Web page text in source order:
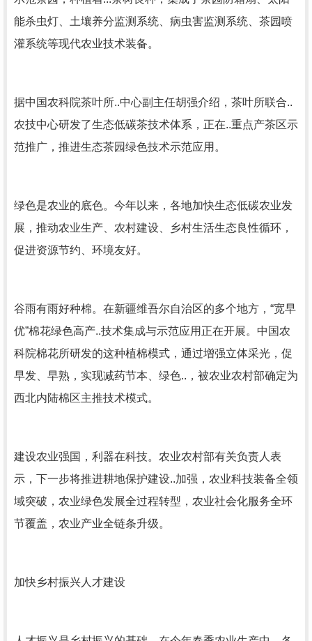
能杀虫灯、土壤养分监测系统、病虫害监测系统、茶园喷
灌系统等现代农业技术装备。
据中国农科院茶叶所..中心副主任胡强介绍，茶叶所联合..
农技中心研发了生态低碳茶技术体系，正在..重点产茶区示
范推广，推进生态茶园绿色技术示范应用。
绿色是农业的底色。今年以来，各地加快生态低碳农业发
展，推动农业生产、农村建设、乡村生活生态良性循环，
促进资源节约、环境友好。
谷雨有雨好种棉。在新疆维吾尔自治区的多个地方，“宽早
优”棉花绿色高产..技术集成与示范应用正在开展。中国农
科院棉花所研发的这种植棉模式，通过增强立体采光，促
早发、早熟，实现减药节本、绿色..，被农业农村部确定为
西北内陆棉区主推技术模式。
建设农业强国，利器在科技。农业农村部有关负责人表
示，下一步将推进耕地保护建设..加强，农业科技装备全领
域突破，农业绿色发展全过程转型，农业社会化服务全环
节覆盖，农业产业全链条升级。
加快乡村振兴人才建设